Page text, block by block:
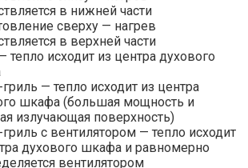
в нижней части
сверху — нагрев
в верхней части
тепло исходит из центра духового
— тепло исходит из центра
шкафа (большая мощность и
излучающая поверхность)
с вентилятором — тепло исходит
духового шкафа и равномерно
вентилятором